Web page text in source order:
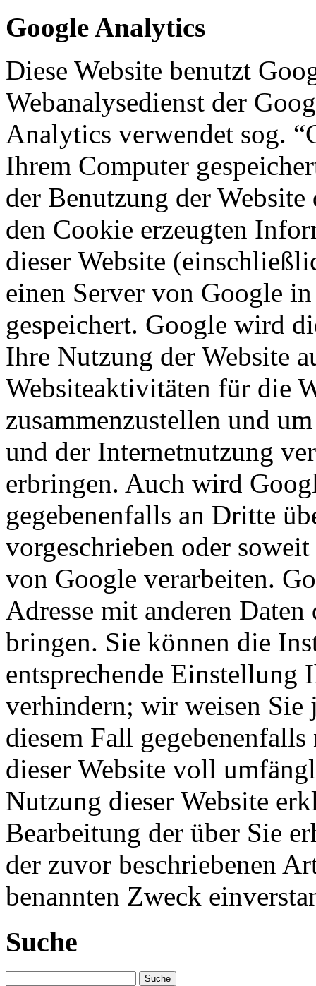
Google Analytics
Diese Website benutzt
Webanalysedienst der
Analytics verwendet sog.
Ihrem Computer
der Benutzung der
den Cookie erzeugten
dieser Website
einen Server von Google
gespeichert. Google wird
Ihre Nutzung der Website
Websiteaktivitäten für die
zusammenzustellen und
und der Internetnutzung
erbringen. Auch wird
gegebenenfalls an Dritte
vorgeschrieben oder
von Google verarbeiten.
Adresse mit anderen
bringen. Sie können die
entsprechende Einstellung
verhindern; wir weisen Sie
diesem Fall
dieser Website voll
Nutzung dieser Website
Bearbeitung der über Sie
der zuvor beschriebenen
benannten Zweck
Suche